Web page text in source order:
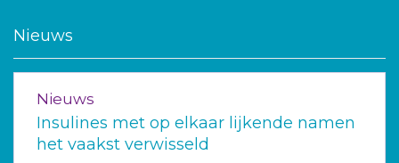
Nieuws
Nieuws
Insulines met op elkaar lijkende namen
het vaakst verwisseld